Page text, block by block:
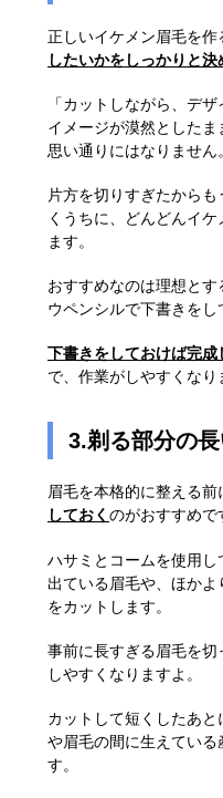
正しいイケメン眉毛を作
したいかをしっかりと決
「カットしながら、デ
イメージが漠然とした
思い通りにはなりません。
片方を切りすぎたから
くうちに、どんどんイ
ます。
おすすめなのは理想と
ウペンシルで下書きをし
下書きをしておけば完
で、作業がしやすくなり
3.剃る部分の
眉毛を本格的に整える前
しておく のがおすすめで
ハサミとコームを使用
出ている眉毛や、ほか
をカットします。
事前に長すぎる眉毛を
しやすくなりますよ。
カットして短くしたあ
や眉毛の間に生えてい
す。